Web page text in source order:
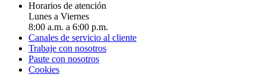
Horarios de atención
Lunes a Viernes
8:00 a.m. a 6:00 p.m.
Canales de servicio al cliente
Trabaje con nosotros
Paute con nosotros
Cookies